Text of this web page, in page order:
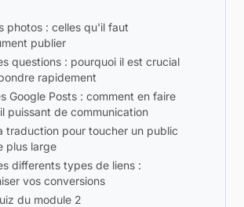
photos : celles qu'il faut
publier
questions : pourquoi il est crucial
rapidement
Google Posts : comment en faire
puissant de communication
traduction pour toucher un public
plus large
differents types de liens :
vos conversions
du module 2